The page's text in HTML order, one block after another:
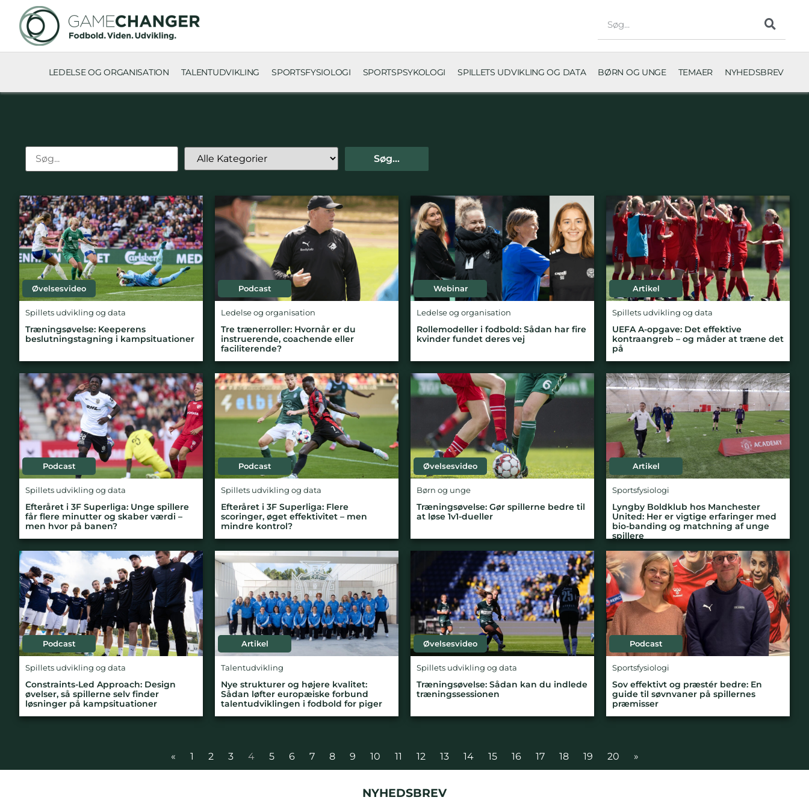
LEDELSE OG ORGANISATION TALENTUDVIKLING SPORTSFYSIOLOGI SPORTSPSYKOLOGI SPILLETS UDVIKLING OG DATA BØRN OG UNGE TEMAER NYHEDSBREV
Øvelsesvideo
Spillets udvikling og data
Træningsøvelse: Keeperens
beslutningstagning i kampsituationer
Podcast
Ledelse og organisation
Tre trænerroller: Hvornår er du
instruerende, coachende eller
faciliterende?
Webinar
Ledelse og organisation
Rollemodeller i fodbold: Sådan har fire
kvinder fundet deres vej
Artikel
Spillets udvikling og data
UEFA A-opgave: Det effektive
kontraangreb – og måder at træne det
på
Podcast
Spillets udvikling og data
Efteråret i 3F Superliga: Unge spillere
får flere minutter og skaber værdi –
men hvor på banen?
Podcast
Spillets udvikling og data
Efteråret i 3F Superliga: Flere
scoringer, øget effektivitet – men
mindre kontrol?
Øvelsesvideo
Børn og unge
Træningsøvelse: Gør spillerne bedre til
at løse 1v1-dueller
Artikel
Sportsfysiologi
Lyngby Boldklub hos Manchester
United: Her er vigtige erfaringer med
bio-banding og matchning af unge
spillere
Podcast
Spillets udvikling og data
Constraints-Led Approach: Design
øvelser, så spillerne selv finder
løsninger på kampsituationer
Artikel
Talentudvikling
Nye strukturer og højere kvalitet:
Sådan løfter europæiske forbund
talentudviklingen i fodbold for piger
Øvelsesvideo
Spillets udvikling og data
Træningsøvelse: Sådan kan du indlede
træningssessionen
Podcast
Sportsfysiologi
Sov effektivt og præstér bedre: En
guide til søvnvaner på spillernes
præmisser
« 1 2 3 4 5 6 7 8 9 10 11 12 13 14 15 16 17 18 19 20 »
NYHEDSBREV